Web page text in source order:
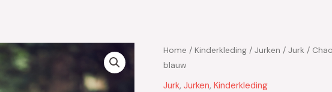
Home / Kinderkleding / Jurken / Jurk /
blauw
Jurk, Jurken, Kinderkleding
Oorspronkelijke
prijs
Huidige
prijs